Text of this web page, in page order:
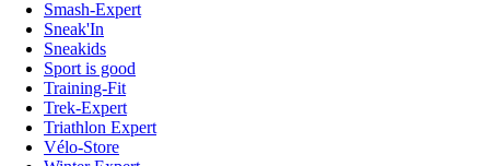
Smash-Expert
Sneak'In
Sneakids
Sport is good
Training-Fit
Trek-Expert
Triathlon Expert
Vélo-Store